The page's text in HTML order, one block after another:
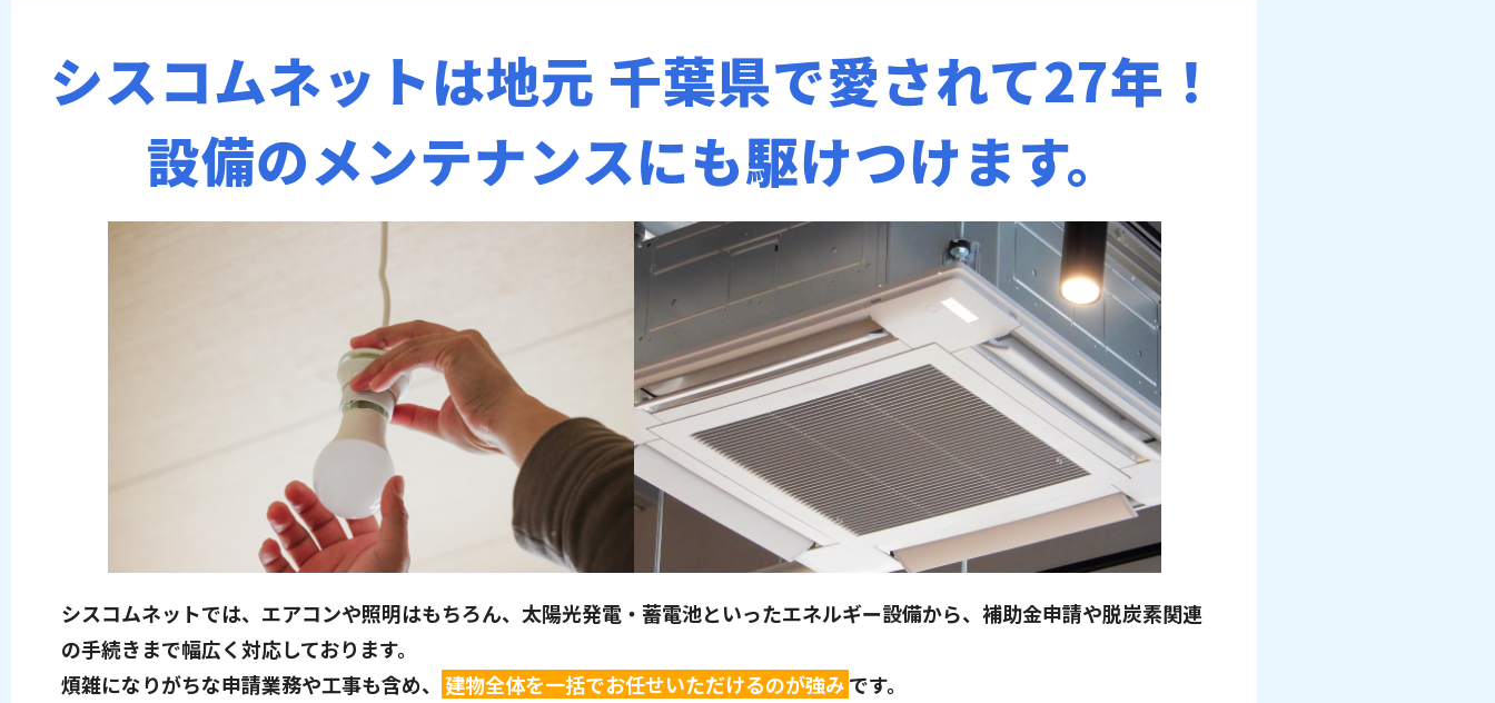
シスコムネットは地元 千葉県で愛されて27年！
設備のメンテナンスにも駆けつけます。
シスコムネットでは、エアコンや照明はもちろん、太陽光発電・蓄電池といったエネルギー設備から、補助金申請や脱炭素関連
の手続きまで幅広く対応しております。
煩雑になりがちな申請業務や工事も含め、
建物全体を一括でお任せいただけるのが強みです。